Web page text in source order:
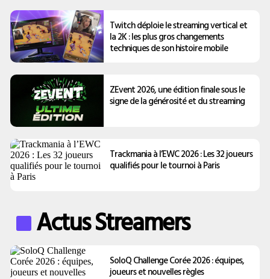
Twitch déploie le streaming vertical et
la 2K : les plus gros changements
techniques de son histoire mobile
ZEvent 2026, une édition finale sous le
signe de la générosité et du streaming
Trackmania à l’EWC 2026 : Les 32 joueurs
qualifiés pour le tournoi à Paris
Actus Streamers
SoloQ Challenge Corée 2026 : équipes,
joueurs et nouvelles règles